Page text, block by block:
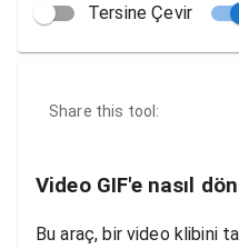
Tersine Çevir
Share this tool:
Video GIF'e nasıl
Bu araç, bir video klibini